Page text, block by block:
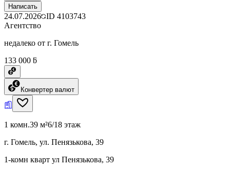
Написать
24.07.2026 ID 4103743
Агентство
недалеко от г. Гомель
133 000 ƃ
Конвертер валют
1 комн.39 м²6/18 этаж
г. Гомель, ул. Пенязькова, 39
1-комн кварт ул Пенязькова, 39